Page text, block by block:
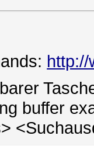
buffer